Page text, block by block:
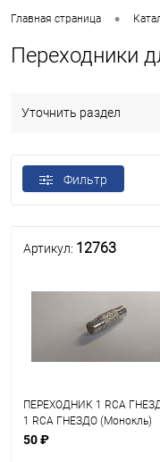
Главная страница •
Переходники
Уточнить раздел
Фильтр
Артикул: 12763
ПЕРЕХОДНИК 1 RCA
1 RCA ГНЕЗДО (Монокль)
50 ₽